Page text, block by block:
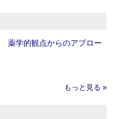
薬学的観点からのアプロー
もっと見る »